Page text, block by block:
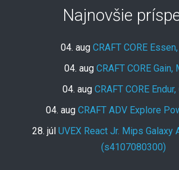
Najnovšie
04. aug CRAFT CORE
04. aug CRAFT CORE Gain,
04. aug CRAFT CORE
04. aug CRAFT ADV Explore
28. júl UVEX React Jr. Mips Galaxy
(s4107080300)